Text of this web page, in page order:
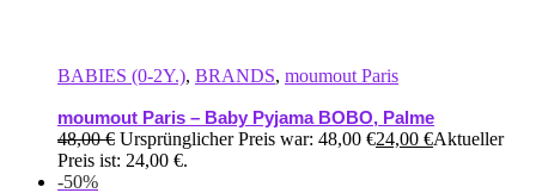
BABIES (0-2Y.), BRANDS, moumout Paris
moumout Paris – Baby Pyjama BOBO, Palme
48,00€ Ursprünglicher Preis war: 48,00 €24,00 €Aktueller
Preis ist: 24,00 €.
-50%